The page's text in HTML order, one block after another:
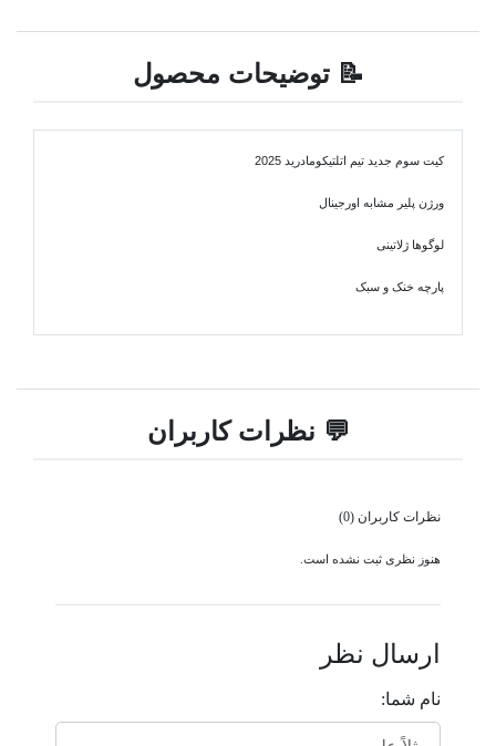
📝 توضیحات محصول
کیت سوم جدید تیم اتلتیکومادرید 2025
ورژن پلیر مشابه اورجینال
لوگوها ژلاتینی
پارچه خنک و سبک
💬 نظرات کاربران
نظرات کاربران (0)
هنوز نظری ثبت نشده است.
ارسال نظر
نام شما: